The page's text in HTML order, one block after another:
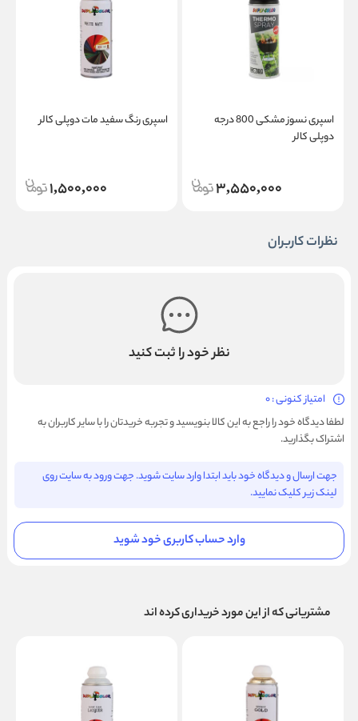
اسپری نسوز مشکی 800 درجه
دوپلی کالر
3,550,000
اسپری رنگ سفید مات دوپلی کالر
1,500,000
نظرات کاربران
نظر خود را ثبت کنید
امتیاز کنونی : 0
لطفا دیدگاه خود را راجع به این کالا بنویسید و تجربه خریدتان را با سایر کاربران به
اشتراک بگذارید.
جهت ارسال و دیدگاه خود باید ابتدا وارد سایت شوید. جهت ورود به سایت روی
لینک زیر کلیک نمایید.
وارد حساب کاربری خود شوید
مشتریانی که از این مورد خریداری کرده اند